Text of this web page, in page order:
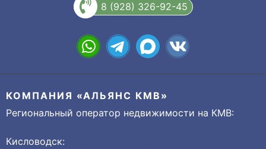
8 (928) 326-92-45
КОМПАНИЯ «АЛЬЯНС КМВ»
Региональный оператор недвижимости на КМВ:
Кисловодск: